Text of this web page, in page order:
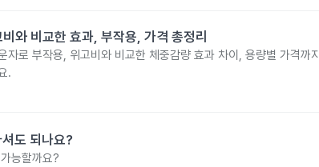
와 비교한 효과, 부작용, 가격 총정리
자로 부작용, 위고비와 비교한 체중감량 효과 차이, 용량별 가격까지
.
도 되나요?
능할까요?